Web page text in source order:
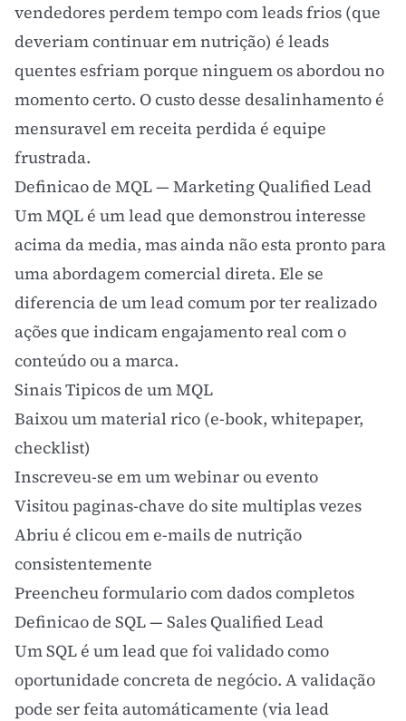
vendedores perdem tempo com leads frios (que
deveriam continuar em nutrição) é leads
quentes esfriam porque ninguem os abordou no
momento certo. O custo desse desalinhamento é
mensuravel em receita perdida é equipe
frustrada.
Definicao de MQL — Marketing Qualified Lead
Um MQL é um lead que demonstrou interesse
acima da media, mas ainda não esta pronto para
uma abordagem comercial direta. Ele se
diferencia de um lead comum por ter realizado
ações que indicamengajamentoreal com o
conteúdo ou a marca.
Sinais Tipicos de um MQL
Baixou um material rico (e-book, whitepaper,
checklist)
Inscreveu-se em umwebinarou evento
Visitou paginas-chave do site multiplas vezes
Abriu é clicou em e-mails de nutrição
consistentemente
Preencheu formulario com dados completos
Definicao de SQL — Sales Qualified Lead
Um SQL é um lead que foi validado como
oportunidade concreta de negócio. A validação
pode ser feita automáticamente (vialead